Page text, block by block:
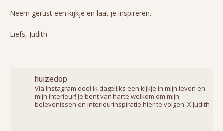
Neem gerust een kijkje en laat je inspireren.
Liefs, Judith
huizedop
Via Instagram deel ik dagelijks een kijkje in mijn leven en
mijn interieur! Je bent van harte welkom om mijn
belevenissen en interieurinspiratie hier te volgen. X Judith